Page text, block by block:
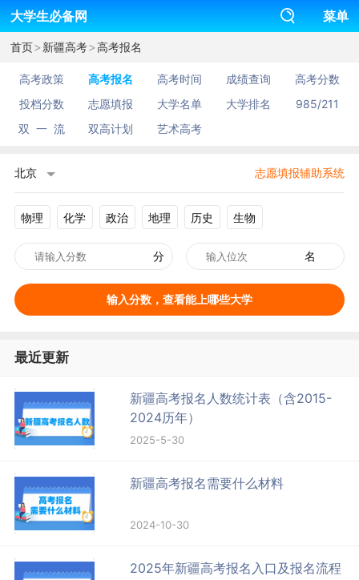
大学生必备网 菜单
首页>新疆高考>高考报名
高考政策 高考报名 高考时间 成绩查询
高考分数
投档分数
志愿填报 大学名单 大学排名
985/211
双 一 流
双高计划 艺术高考
北京 志愿填报辅助系统
物理 化学 政治 地理 历史 生物
分 名
输入分数，查看能上哪些大学
最近更新
新疆高考报名人数统计表（含2015-
2024历年）
2025-5-30
新疆高考报名需要什么材料
2024-10-30
2025年新疆高考报名入口及报名流程